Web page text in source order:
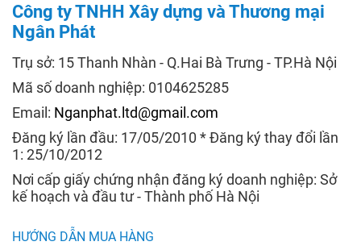
Công ty TNHH Xây dựng và Thương mại
Ngân Phát
Trụ sở: 15 Thanh Nhàn - Q.Hai Bà Trưng - TP.Hà Nội
Mã số doanh nghiệp: 0104625285
Email: Nganphat.ltd@gmail.com
Đăng ký lần đầu: 17/05/2010 * Đăng ký thay đổi lần
1: 25/10/2012
Nơi cấp giấy chứng nhận đăng ký doanh nghiệp: Sở
kế hoạch và đầu tư - Thành phố Hà Nội
HƯỚNG DẪN MUA HÀNG